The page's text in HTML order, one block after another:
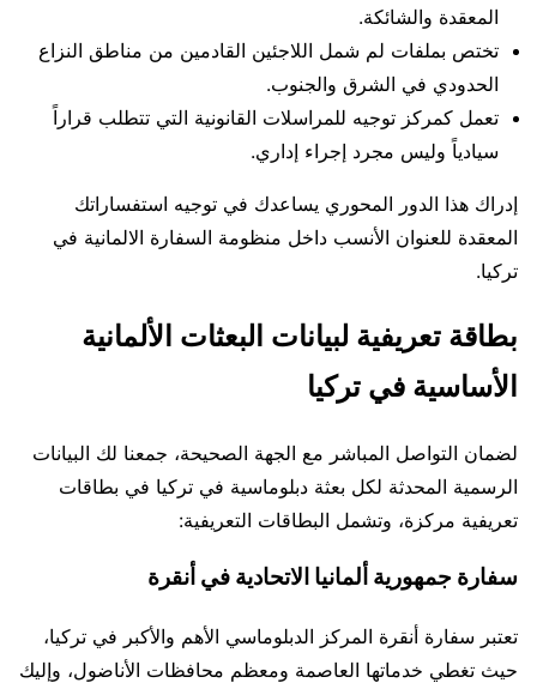
المعقدة والشائكة.
تختص بملفات لم شمل اللاجئين القادمين من مناطق النزاع
الحدودي في الشرق والجنوب.
تعمل كمركز توجيه للمراسلات القانونية التي تتطلب قراراً
سيادياً وليس مجرد إجراء إداري.
إدراك هذا الدور المحوري يساعدك في توجيه استفساراتك
المعقدة للعنوان الأنسب داخل منظومة السفارة الالمانية في
تركيا.
بطاقة تعريفية لبيانات البعثات الألمانية
الأساسية في تركيا
لضمان التواصل المباشر مع الجهة الصحيحة، جمعنا لك البيانات
الرسمية المحدثة لكل بعثة دبلوماسية في تركيا في بطاقات
تعريفية مركزة، وتشمل البطاقات التعريفية:
سفارة جمهورية ألمانيا الاتحادية في أنقرة
تعتبر سفارة أنقرة المركز الدبلوماسي الأهم والأكبر في تركيا،
حيث تغطي خدماتها العاصمة ومعظم محافظات الأناضول، وإليك